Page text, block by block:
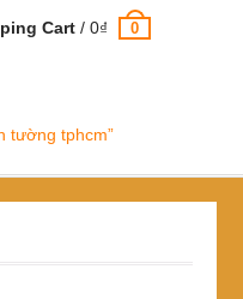
Cart /0₫ 0
tường tphcm”